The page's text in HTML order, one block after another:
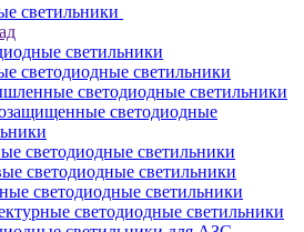
светильники
светильники
светодиодные светильники
светодиодные светильники
светодиодные
светодиодные светильники
светодиодные светильники
светодиодные светильники
светодиодные светильники